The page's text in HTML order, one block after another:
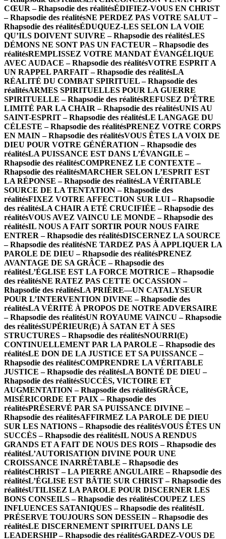
CŒUR – Rhapsodie des réalitésÉDIFIEZ-VOUS EN CHRIST
– Rhapsodie des réalitésNE PERDEZ PAS VOTRE SALUT –
Rhapsodie des réalitésÉDUQUEZ-LES SELON LA VOIE
QU’ILS DOIVENT SUIVRE – Rhapsodie des réalitésLES
DÉMONS NE SONT PAS UN FACTEUR – Rhapsodie des
réalitésREMPLISSEZ VOTRE MANDAT ÉVANGÉLIQUE
AVEC AUDACE – Rhapsodie des réalitésVOTRE ESPRIT A
UN RAPPEL PARFAIT – Rhapsodie des réalitésLA
RÉALITÉ DU COMBAT SPIRITUEL – Rhapsodie des
réalitésARMES SPIRITUELLES POUR LA GUERRE
SPIRITUELLE – Rhapsodie des réalitésREFUSEZ D’ÊTRE
LIMITÉ PAR LA CHAIR – Rhapsodie des réalitésUNIS AU
SAINT-ESPRIT – Rhapsodie des réalitésLE LANGAGE DU
CÉLESTE – Rhapsodie des réalitésPRENEZ VOTRE CORPS
EN MAIN – Rhapsodie des réalitésVOUS ÊTES LA VOIX DE
DIEU POUR VOTRE GÉNÉRATION – Rhapsodie des
réalitésLA PUISSANCE EST DANS L’ÉVANGILE –
Rhapsodie des réalitésCOMPRENEZ LE CONTEXTE –
Rhapsodie des réalitésMARCHER SELON L’ESPRIT EST
LA RÉPONSE – Rhapsodie des réalitésLA VÉRITABLE
SOURCE DE LA TENTATION – Rhapsodie des
réalitésFIXEZ VOTRE AFFECTION SUR LUI – Rhapsodie
des réalitésLA CHAIR A ETÉ CRUCIFIÉE – Rhapsodie des
réalitésVOUS AVEZ VAINCU LE MONDE – Rhapsodie des
réalitésIL NOUS A FAIT SORTIR POUR NOUS FAIRE
ENTRER – Rhapsodie des réalitésDISCERNEZ LA SOURCE
– Rhapsodie des réalitésNE TARDEZ PAS À APPLIQUER LA
PAROLE DE DIEU – Rhapsodie des réalitésPRENEZ
AVANTAGE DE SA GRÂCE – Rhapsodie des
réalitésL’ÉGLISE EST LA FORCE MOTRICE – Rhapsodie
des réalitésNE RATEZ PAS CETTE OCCASSION –
Rhapsodie des réalitésLA PRIÈRE—UN CATALYSEUR
POUR L’INTERVENTION DIVINE – Rhapsodie des
réalitésLA VÉRITÉ À PROPOS DE NOTRE ADVERSAIRE
– Rhapsodie des réalitésUN ROYAUME VAINCU – Rhapsodie
des réalitésSUPÉRIEUR(E) À SATAN ET À SES
STRUCTURES – Rhapsodie des réalitésNOURRI(E)
CONTINUELLEMENT PAR LA PAROLE – Rhapsodie des
réalitésLE DON DE LA JUSTICE ET SA PUISSANCE –
Rhapsodie des réalitésCOMPRENDRE LA VÉRITABLE
JUSTICE – Rhapsodie des réalitésLA BONTÉ DE DIEU –
Rhapsodie des réalitésSUCCÈS, VICTOIRE ET
AUGMENTATION – Rhapsodie des réalitésGRÂCE,
MISÉRICORDE ET PAIX – Rhapsodie des
réalitésPRÉSERVÉ PAR SA PUISSANCE DIVINE –
Rhapsodie des réalitésAFFIRMEZ LA PAROLE DE DIEU
SUR LES NATIONS – Rhapsodie des réalitésVOUS ÊTES UN
SUCCÈS – Rhapsodie des réalitésIL NOUS A RENDUS
GRANDS ET A FAIT DE NOUS DES ROIS – Rhapsodie des
réalitésL’AUTORISATION DIVINE POUR UNE
CROISSANCE INARRÊTABLE – Rhapsodie des
réalitésCHRIST – LA PIERRE ANGULAIRE – Rhapsodie des
réalitésL’ÉGLISE EST BÂTIE SUR CHRIST – Rhapsodie des
réalitésUTILISEZ LA PAROLE POUR DISCERNER LES
BONS CONSEILS – Rhapsodie des réalitésCOUPEZ LES
INFLUENCES SATANIQUES – Rhapsodie des réalitésIL
PRÉSERVE TOUJOURS SON DESSEIN – Rhapsodie des
réalitésLE DISCERNEMENT SPIRITUEL DANS LE
LEADERSHIP – Rhapsodie des réalitésGARDEZ-VOUS DE